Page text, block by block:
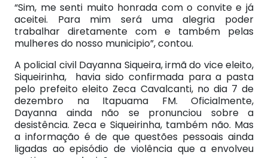
“Sim, me senti muito honrada com o convite e já
aceitei. Para mim será uma alegria poder
trabalhar diretamente com e também pelas
mulheres do nosso municipio”, contou.
A policial civil Dayanna Siqueira, irmã do vice eleito,
Siqueirinha, havia sido confirmada para a pasta
pelo prefeito eleito Zeca Cavalcanti, no dia 7 de
dezembro na Itapuama FM. Oficialmente,
Dayanna ainda não se pronunciou sobre a
desistência. Zeca e Siqueirinha, também não. Mas
a informação é de que questões pessoais ainda
ligadas ao episódio de violência que a envolveu